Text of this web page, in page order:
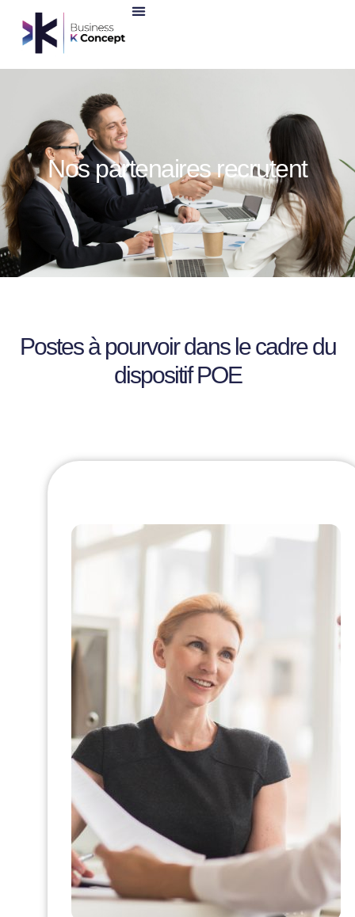
Nos partenaires recrutent
Postes à pourvoir dans le cadre du
dispositif POE